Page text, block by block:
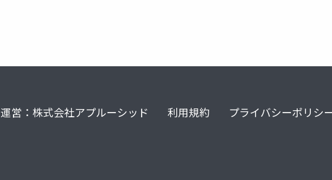
運営：株式会社アプルーシッド 利用規約 プライバシーポリシ